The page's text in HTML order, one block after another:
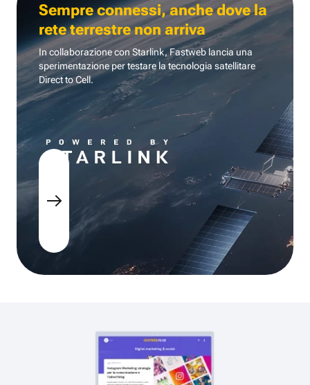
Sempre connessi, anche dove la
rete terrestre non arriva
In collaborazione con Starlink, Fastweb lancia una
sperimentazione per testare la tecnologia satellitare
Direct to Cell.